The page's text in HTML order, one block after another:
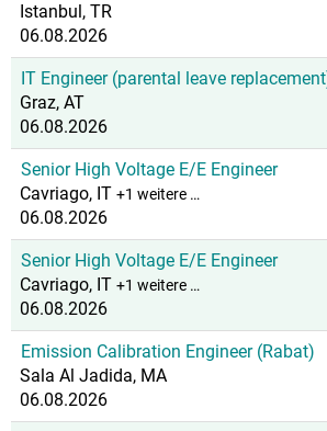
Istanbul, TR
06.08.2026
IT Engineer (parental leave
Graz, AT
06.08.2026
Senior High Voltage E/E Engineer
Cavriago, IT +1 weitere …
06.08.2026
Senior High Voltage E/E Engineer
Cavriago, IT +1 weitere …
06.08.2026
Emission Calibration Engineer (Rabat)
Sala Al Jadida, MA
06.08.2026